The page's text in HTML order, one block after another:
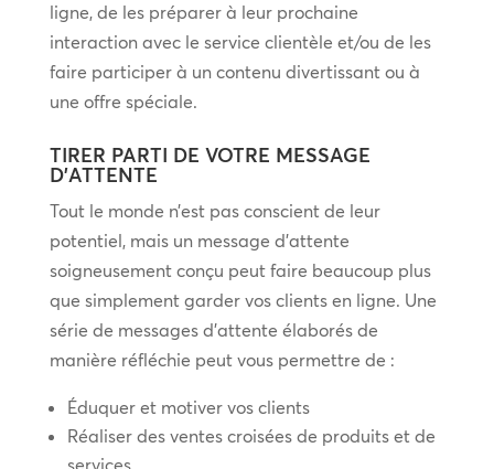
ligne, de les préparer à leur prochaine
interaction avec le service clientèle et/ou de les
faire participer à un contenu divertissant ou à
une offre spéciale.
TIRER PARTI DE VOTRE MESSAGE
D’ATTENTE
Tout le monde n’est pas conscient de leur
potentiel, mais un message d’attente
soigneusement conçu peut faire beaucoup plus
que simplement garder vos clients en ligne. Une
série de messages d’attente élaborés de
manière réfléchie peut vous permettre de :
Éduquer et motiver vos clients
Réaliser des ventes croisées de produits et de
services